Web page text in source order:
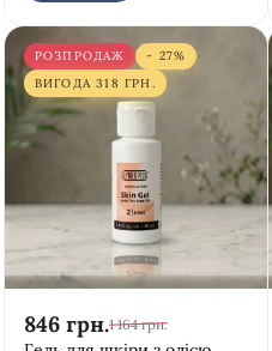
РОЗПРОДАЖ
- 27%
ВИГОДА318 ГРН.
846 грн.1 164 грн.